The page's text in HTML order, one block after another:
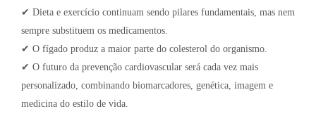
✔ Dieta e exercício continuam sendo pilares fundamentais, mas nem
sempre substituem os medicamentos.
✔ O fígado produz a maior parte do colesterol do organismo.
✔ O futuro da prevenção cardiovascular será cada vez mais
personalizado, combinando biomarcadores, genética, imagem e
medicina do estilo de vida.